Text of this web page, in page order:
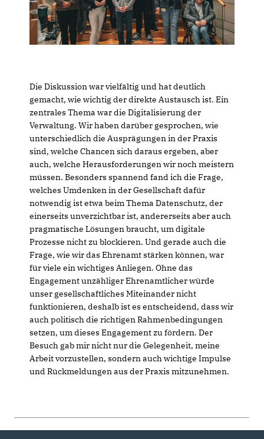
Die Diskussion war vielfältig und hat deutlich
gemacht, wie wichtig der direkte Austausch ist. Ein
zentrales Thema war die Digitalisierung der
Verwaltung. Wir haben darüber gesprochen, wie
unterschiedlich die Ausprägungen in der Praxis
sind, welche Chancen sich daraus ergeben, aber
auch, welche Herausforderungen wir noch meistern
müssen. Besonders spannend fand ich die Frage,
welches Umdenken in der Gesellschaft dafür
notwendig ist etwa beim Thema Datenschutz, der
einerseits unverzichtbar ist, andererseits aber auch
pragmatische Lösungen braucht, um digitale
Prozesse nicht zu blockieren. Und gerade auch die
Frage, wie wir das Ehrenamt stärken können, war
für viele ein wichtiges Anliegen. Ohne das
Engagement unzähliger Ehrenamtlicher würde
unser gesellschaftliches Miteinander nicht
funktionieren, deshalb ist es entscheidend, dass wir
auch politisch die richtigen Rahmenbedingungen
setzen, um dieses Engagement zu fördern. Der
Besuch gab mir nicht nur die Gelegenheit, meine
Arbeit vorzustellen, sondern auch wichtige Impulse
und Rückmeldungen aus der Praxis mitzunehmen.